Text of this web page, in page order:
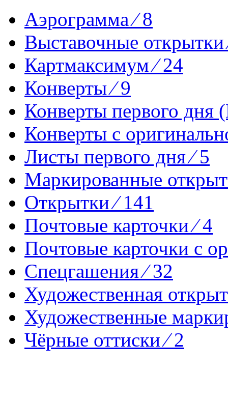
Аэрограмма ⁄ 8
Выставочные открытки
Картмаксимум ⁄ 24
Конверты ⁄ 9
Конверты первого дня
Конверты с
Листы первого дня ⁄ 5
Маркированные
Открытки ⁄ 141
Почтовые карточки ⁄ 4
Почтовые карточки с
Спецгашения ⁄ 32
Художественная
Художественные
Чёрные оттиски ⁄ 2